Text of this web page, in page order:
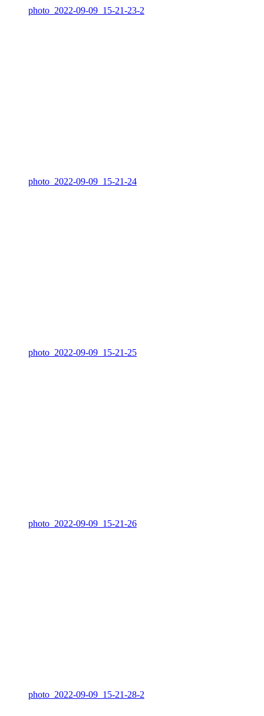
photo_2022-09-09_15-21-23-2
photo_2022-09-09_15-21-24
photo_2022-09-09_15-21-25
photo_2022-09-09_15-21-26
photo_2022-09-09_15-21-28-2